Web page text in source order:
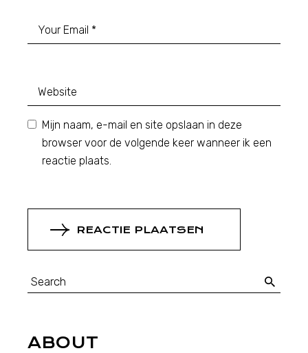
Mijn naam, e-mail en site opslaan in deze
browser voor de volgende keer wanneer ik een
reactie plaats.
REACTIE PLAATSEN
ABOUT